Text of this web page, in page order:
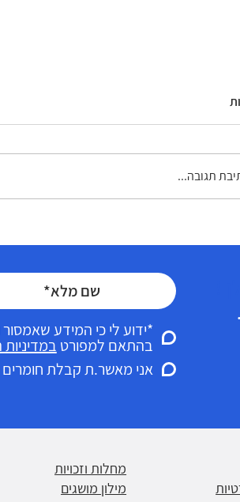
*ידוע לי כי המידע
בהתאם למפורט
אני מאשר.ת קבלת חומרים
2025: המרכז למימוש זכויות
תגובה...
מחלות וזכויות
מילון מושגים